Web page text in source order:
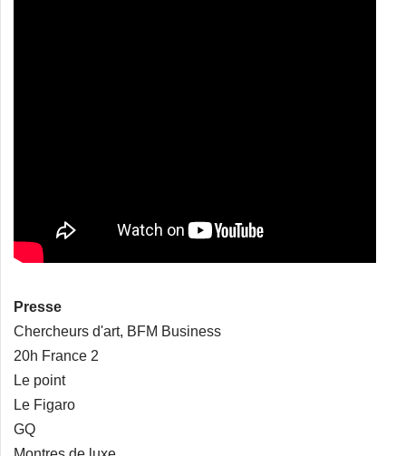
Presse
Chercheurs d'art, BFM Business
20h France 2
Le point
Le Figaro
GQ